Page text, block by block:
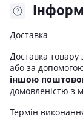
Доставка
Доставка товару
або за
іншою
домовленістю з
Термін